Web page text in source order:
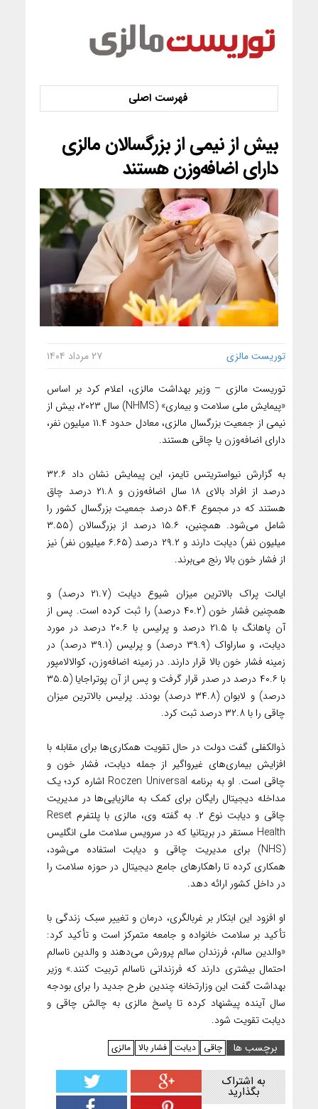
بیش از نیمی از بزرگسالان مالزی
دارای اضافه‌وزن هستند
توریست مالزی ۲۷ مرداد ۱۴۰۴
توریست مالزی – وزیر بهداشت مالزی، اعلام کرد بر اساس
«پیمایش ملی سلامت و بیماری» (NHMS) سال ۲۰۲۳، بیش از
نیمی از جمعیت بزرگسال مالزی، معادل حدود ۱۱.۴ میلیون نفر،
دارای اضافه‌وزن یا چاقی هستند.
به گزارش نیواستریتس تایمز، این پیمایش نشان داد ۳۲.۶
درصد از افراد بالای ۱۸ سال اضافه‌وزن و ۲۱.۸ درصد چاق
هستند که در مجموع ۵۴.۴ درصد جمعیت بزرگسال کشور را
شامل می‌شود. همچنین، ۱۵.۶ درصد از بزرگسالان (۳.۵۵
میلیون نفر) دیابت دارند و ۲۹.۲ درصد (۶.۶۵ میلیون نفر) نیز
از فشار خون بالا رنج می‌برند.
ایالت پراک بالاترین میزان شیوع دیابت (۲۱.۷ درصد) و
همچنین فشار خون (۴۰.۲ درصد) را ثبت کرده است. پس از
آن پاهانگ با ۲۱.۵ درصد و پرلیس با ۲۰.۶ درصد در مورد
دیابت، و ساراواک (۳۹.۹ درصد) و پرلیس (۳۹.۱ درصد) در
زمینه فشار خون بالا قرار دارند. در زمینه اضافه‌وزن، کوالالامپور
با ۴۰.۶ درصد در صدر قرار گرفت و پس از آن پوتراجایا (۳۵.۵
درصد) و لابوان (۳۴.۸ درصد) بودند. پرلیس بالاترین میزان
چاقی را با ۳۲.۸ درصد ثبت کرد.
ذوالکفلی گفت دولت در حال تقویت همکاری‌ها برای مقابله با
افزایش بیماری‌های غیرواگیر از جمله دیابت، فشار خون و
چاقی است. او به برنامه Roczen Universal اشاره کرد؛ یک
مداخله دیجیتال رایگان برای کمک به مالزیایی‌ها در مدیریت
چاقی و دیابت نوع ۲. به گفته وی، مالزی با پلتفرم Reset
Health مستقر در بریتانیا که در سرویس سلامت ملی انگلیس
(NHS) برای مدیریت چاقی و دیابت استفاده می‌شود،
همکاری کرده تا راهکارهای جامع دیجیتال در حوزه سلامت را
در داخل کشور ارائه دهد.
او افزود این ابتکار بر غربالگری، درمان و تغییر سبک زندگی با
تأکید بر سلامت خانواده و جامعه متمرکز است و تأکید کرد:
«والدین سالم، فرزندان سالم پرورش می‌دهند و والدین ناسالم
احتمال بیشتری دارند که فرزندانی ناسالم تربیت کنند.» وزیر
بهداشت گفت این وزارتخانه چندین طرح جدید را برای بودجه
سال آینده پیشنهاد کرده تا پاسخ مالزی به چالش چاقی و
دیابت تقویت شود.
برچسب ها
چاقی دیابت فشار بالا مالزی
به اشتراک
بگذارید